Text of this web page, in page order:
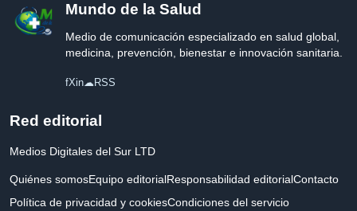
Mundo de la Salud
Medio de comunicación especializado en salud global,
medicina, prevención, bienestar e innovación sanitaria.
fXin☁RSS
Red editorial
Medios Digitales del Sur LTD
Quiénes somosEquipo editorialResponsabilidad editorialContacto
Política de privacidad y cookiesCondiciones del servicio